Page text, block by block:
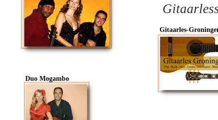
Gitaarles-
Duo Mogambo